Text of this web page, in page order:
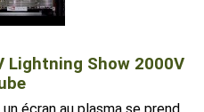
Lightning Show 2000V